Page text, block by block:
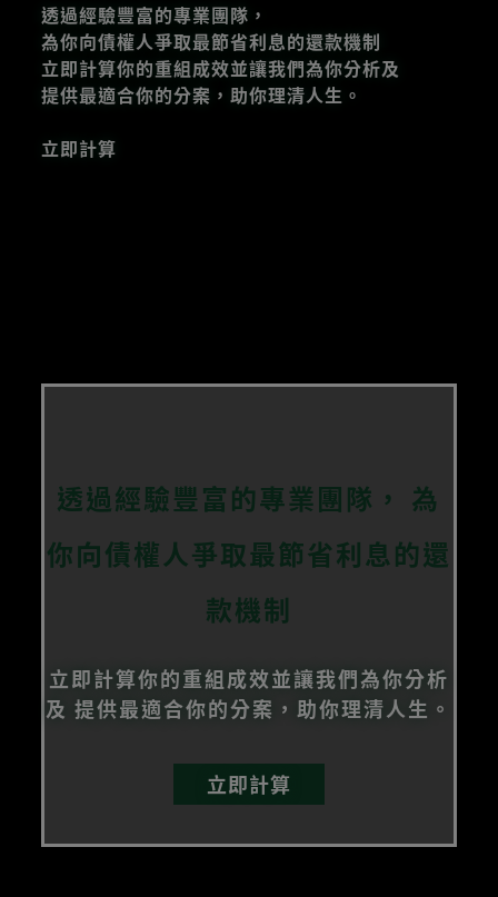
透過經驗豐富的專業團隊，
為你向債權人爭取最節省利息的還款機制
立即計算你的重組成效並讓我們為你分析及
提供最適合你的分案，助你理清人生。
立即計算
透過經驗豐富的專業團隊， 為
你向債權人爭取最節省利息的還
款機制
立即計算你的重組成效並讓我們為你分析
及 提供最適合你的分案，助你理清人生。
立即計算